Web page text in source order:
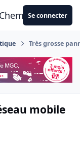
Se connecter
Très grosse
mobile